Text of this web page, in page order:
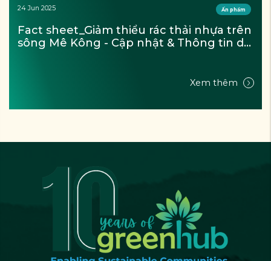
24 Jun 2025 Ấn phẩm
Fact sheet_Giảm thiểu rác thải nhựa trên
sông Mê Kông - Cập nhật & Thông tin dự
Xem thêm